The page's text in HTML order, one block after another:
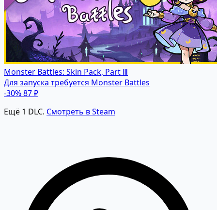
Monster Battles: Skin Pack, Part Ⅲ
Для запуска требуется Monster Battles
-30%87 ₽
Ещё 1 DLC. Смотреть в Steam